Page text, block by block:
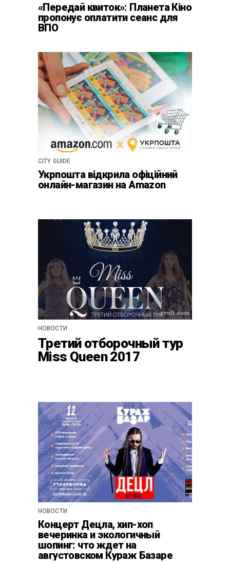
«Передай квиток»: Планета Кіно
пропонує оплатити сеанс для
ВПО
CITY GUIDE
Укрпошта відкрила офіційний
онлайн-магазин на Amazon
НОВОСТИ
Третий отборочный тур
Miss Queen 2017
НОВОСТИ
Концерт Децла, хип-хоп
вечеринка и экологичный
шопинг: что ждет на
августовском Кураж Базаре